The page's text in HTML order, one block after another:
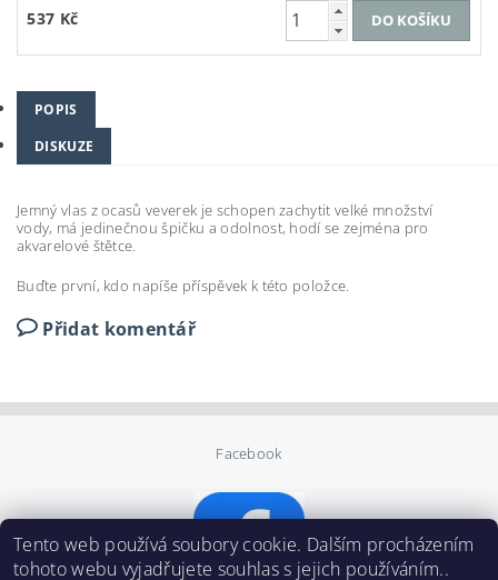
537 Kč
POPIS
DISKUZE
Jemný vlas z ocasů veverek je schopen zachytit velké množství
vody, má jedinečnou špičku a odolnost, hodí se zejména pro
akvarelové štětce.
Buďte první, kdo napíše příspěvek k této položce.
Přidat komentář
Facebook
Tento web používá soubory cookie. Dalším procházením
tohoto webu vyjadřujete souhlas s jejich používáním..